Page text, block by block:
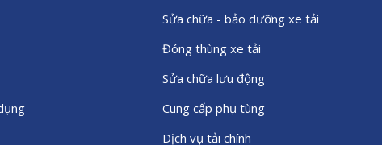
Sửa chữa - bảo dưỡng xe tải
Đóng thùng xe tải
Sửa chữa lưu động
Cung cấp phụ tùng
Dịch vụ tải chính